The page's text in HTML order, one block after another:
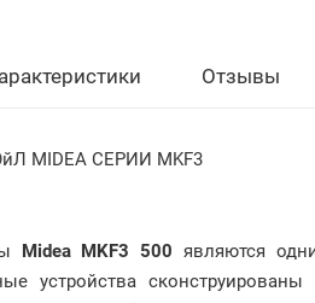
Отзывы
MIDEA СЕРИИ MKF3
Midea MKF3 500 являются
устройства